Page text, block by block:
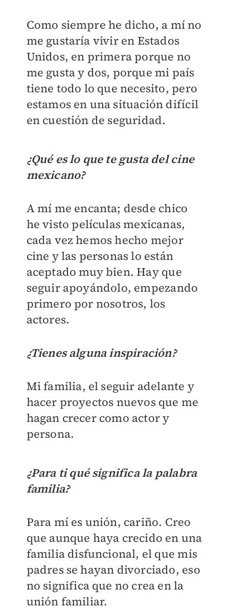
Como siempre he dicho, a mí no
me gustaría vivir en Estados
Unidos, en primera porque no
me gusta y dos, porque mi país
tiene todo lo que necesito, pero
estamos en una situación difícil
en cuestión de seguridad.
¿Qué es lo que te gusta del cine
mexicano?
A mí me encanta; desde chico
he visto películas mexicanas,
cada vez hemos hecho mejor
cine y las personas lo están
aceptado muy bien. Hay que
seguir apoyándolo, empezando
primero por nosotros, los
actores.
¿Tienes alguna inspiración?
Mi familia, el seguir adelante y
hacer proyectos nuevos que me
hagan crecer como actor y
persona.
¿Para ti qué significa la palabra
familia?
Para mí es unión, cariño. Creo
que aunque haya crecido en una
familia disfuncional, el que mis
padres se hayan divorciado, eso
no significa que no crea en la
unión familiar.